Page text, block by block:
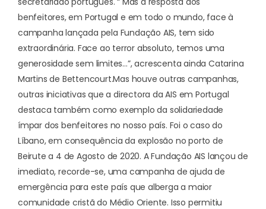
benfeitores, em Portugal e em todo o mundo, face à
campanha lançada pela Fundação AIS, tem sido
extraordinária. Face ao terror absoluto, temos uma
generosidade sem limites…”, acrescenta ainda Catarina
Martins de Bettencourt.Mas houve outras campanhas,
outras iniciativas que a directora da AIS em Portugal
destaca também como exemplo da solidariedade
ímpar dos benfeitores no nosso país. Foi o caso do
Líbano, em consequência da explosão no porto de
Beirute a 4 de Agosto de 2020. A Fundação AIS lançou de
imediato, recorde-se, uma campanha de ajuda de
emergência para este país que alberga a maior
comunidade cristã do Médio Oriente. Isso permitiu